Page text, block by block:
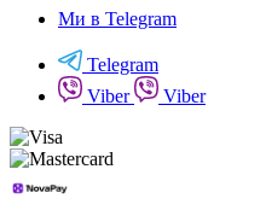
Ми в Telegram
Telegram
Viber
Viber